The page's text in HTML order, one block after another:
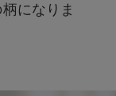
になりま